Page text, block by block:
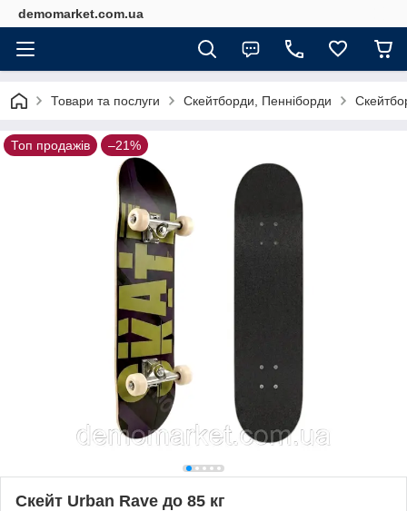
demomarket.com.ua
Товари та послуги Скейтборди, Пенніборди
Топ продажів –21%
Скейт Urban Rave до 85 кг